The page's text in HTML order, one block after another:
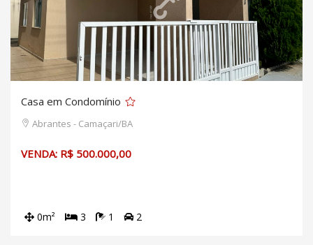
Casa em Condomínio
Abrantes - Camaçari/BA
VENDA: R$ 500.000,00
0m² 3 1 2